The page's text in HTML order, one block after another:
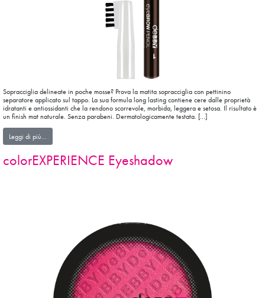
Sopracciglia delineate in poche mosse? Prova la matita sopracciglia con pettinino
separatore applicato sul tappo. La sua formula long lasting contiene cere dalle proprietà
idratanti e antiossidanti che la rendono scorrevole, morbida, leggera e setosa. Il risultato è
un finish mat naturale. Senza parabeni. Dermatologicamente testata. […]
Leggi di più…
colorEXPERIENCE Eyeshadow